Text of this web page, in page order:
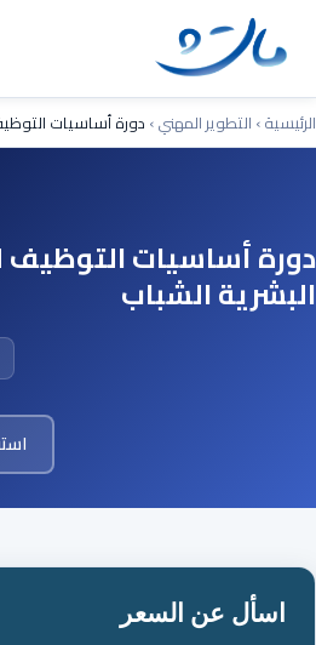
content
الرئيسية› التطوير المهني› دورة أساسيات
دورة أساسيات التوظيف
البشرية الشباب
اسأل عن السعر